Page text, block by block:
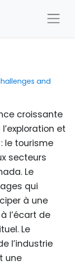
and
croissante
et
le tourisme
secteurs
Le
qui
à une
l’écart de
Le
l’industrie
une